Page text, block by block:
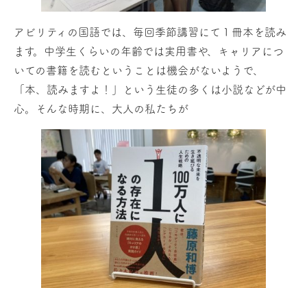
アビリティの国語では、毎回季節講習にて１冊本を読み
ます。中学生くらいの年齢では実用書や、キャリアにつ
いての書籍を読むということは機会がないようで、
「本、読みますよ！」という生徒の多くは小説などが中
心。そんな時期に、大人の私たちが